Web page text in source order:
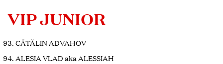
VIP JUNIOR
CĂTĂLIN ADVAHOV
ALESIA VLAD aka ALESSIAH